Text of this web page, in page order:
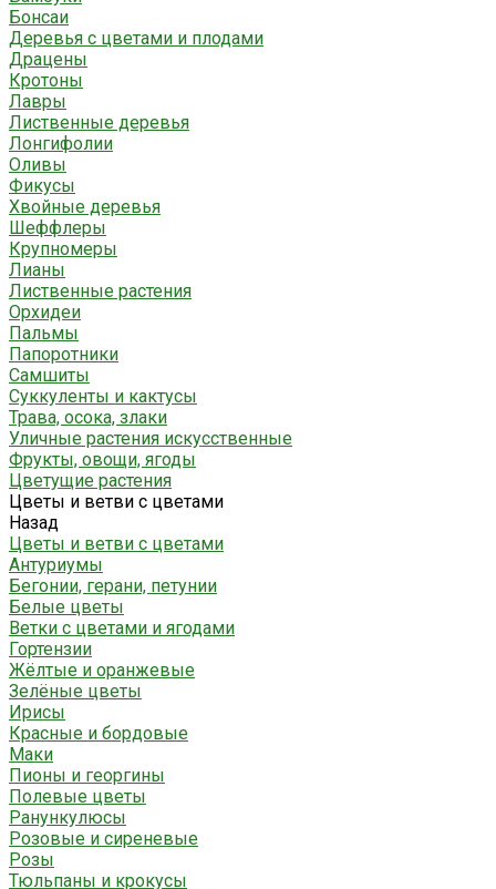
Бонсаи
Деревья с цветами и плодами
Драцены
Кротоны
Лавры
Лиственные деревья
Лонгифолии
Оливы
Фикусы
Хвойные деревья
Шеффлеры
Крупномеры
Лианы
Лиственные растения
Орхидеи
Пальмы
Папоротники
Самшиты
Суккуленты и кактусы
Трава, осока, злаки
Уличные растения искусственные
Фрукты, овощи, ягоды
Цветущие растения
Цветы и ветви с цветами
Назад
Цветы и ветви с цветами
Антуриумы
Бегонии, герани, петунии
Белые цветы
Ветки с цветами и ягодами
Гортензии
Жёлтые и оранжевые
Зелёные цветы
Ирисы
Красные и бордовые
Маки
Пионы и георгины
Полевые цветы
Ранункулюсы
Розовые и сиреневые
Розы
Тюльпаны и крокусы